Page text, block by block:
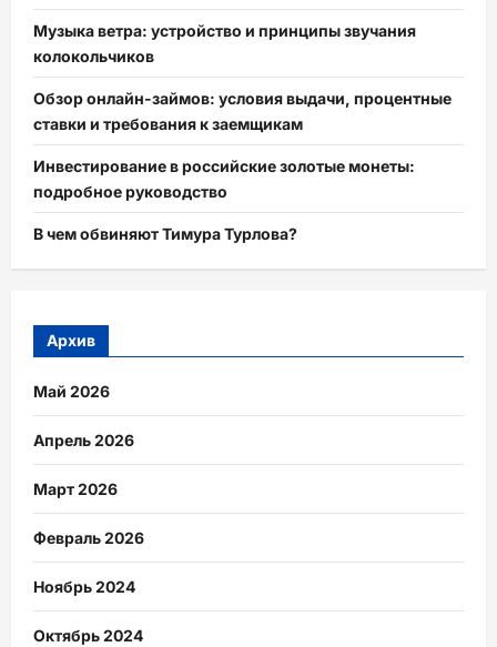
Музыка ветра: устройство и принципы звучания
колокольчиков
Обзор онлайн-займов: условия выдачи, процентные
ставки и требования к заемщикам
Инвестирование в российские золотые монеты:
подробное руководство
В чем обвиняют Тимура Турлова?
Архив
Май 2026
Апрель 2026
Март 2026
Февраль 2026
Ноябрь 2024
Октябрь 2024